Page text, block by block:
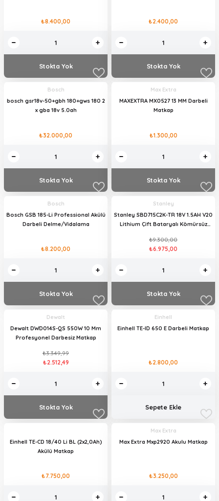
₺8.400,00
Stokta Yok
₺2.400,00
Stokta Yok
Bosch
bosch gsr18v-50+gbh 180+gws 180 2
x gba 18v 5.0ah
₺32.000,00
Stokta Yok
Max Extra
MAXEXTRA MX0527 13 MM Darbeli
Matkap
₺1.300,00
Stokta Yok
Bosch
Bosch GSB 185-Li Professional Akülü
Darbeli Delme/Vidalama
₺8.200,00
Stokta Yok
Stanley
Stanley SBD715C2K-TR 18V 1.5AH V20
Lithium Çift Bataryalı Kömürsüz
₺9.300,00
₺6.975,00
Stokta Yok
Dewalt
Dewalt DWD014S-QS 550W 10 Mm
Profesyonel Darbesiz Matkap
₺3.349,99
₺2.512,49
Stokta Yok
Einhell
Einhell TE-ID 650 E Darbeli Matkap
₺2.800,00
Sepete Ekle
Einhell TE-CD 18/40 Li BL (2x2,0Ah)
Akülü Matkap
₺7.750,00
Max Extra
Max Extra Mxp2920 Akulu Matkap
₺3.250,00